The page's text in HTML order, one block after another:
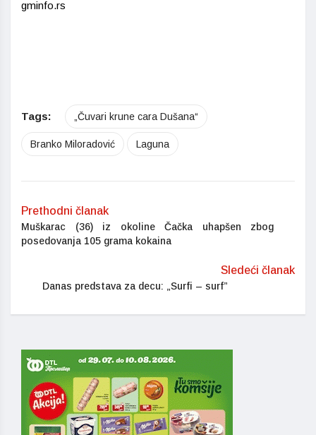
gminfo.rs
Tags: „Čuvari krune cara Dušana“
Branko Miloradović Laguna
Prethodni članak
Muškarac (36) iz okoline Čačka uhapšen zbog
posedovanja 105 grama kokaina
Sledeći članak
Danas predstava za decu: „Surfi – surf”